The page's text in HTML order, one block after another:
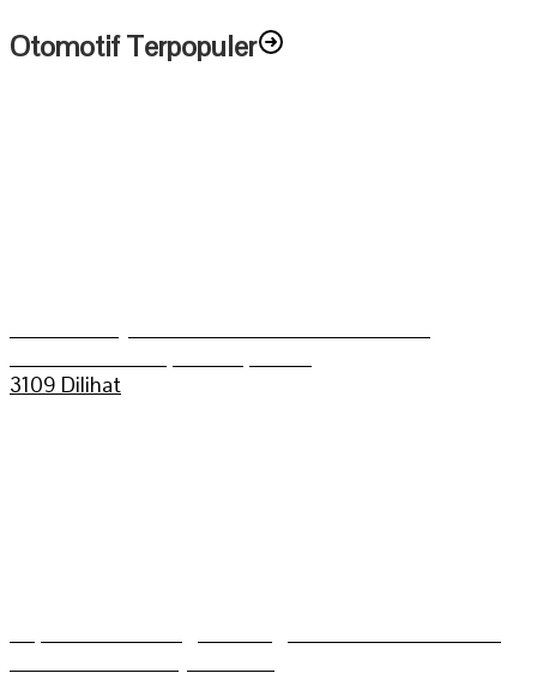
Otomotif Terpopuler
3109 Dilihat